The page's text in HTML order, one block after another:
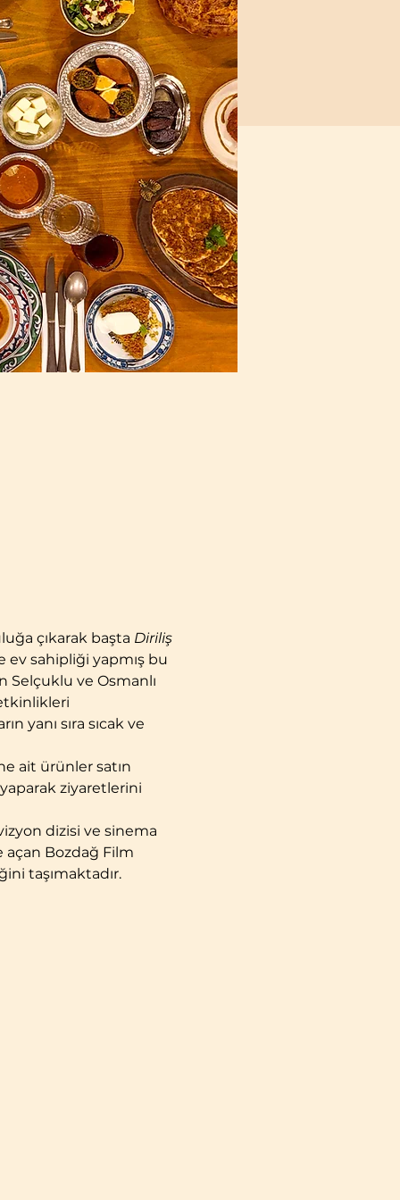
çıkarak başta Diriliş
sahipliği yapmış bu
Selçuklu ve Osmanlı
yanı sıra sıcak ve
ait ürünler satın
ziyaretlerini
dizisi ve sinema
açan Bozdağ Film
taşımaktadır.